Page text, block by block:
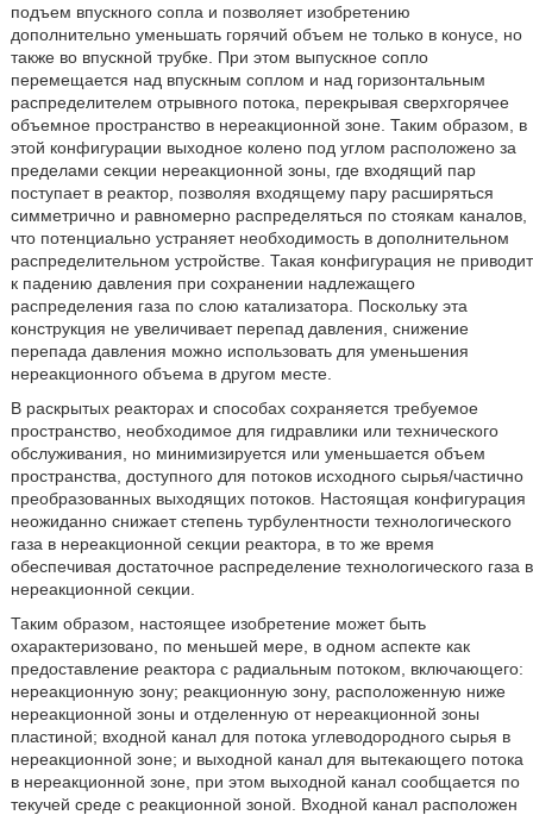
подъем впускного сопла и позволяет изобретению
дополнительно уменьшать горячий объем не только в конусе, но
также во впускной трубке. При этом выпускное сопло
перемещается над впускным соплом и над горизонтальным
распределителем отрывного потока, перекрывая сверхгорячее
объемное пространство в нереакционной зоне. Таким образом, в
этой конфигурации выходное колено под углом расположено за
пределами секции нереакционной зоны, где входящий пар
поступает в реактор, позволяя входящему пару расширяться
симметрично и равномерно распределяться по стоякам каналов,
что потенциально устраняет необходимость в дополнительном
распределительном устройстве. Такая конфигурация не приводит
к падению давления при сохранении надлежащего
распределения газа по слою катализатора. Поскольку эта
конструкция не увеличивает перепад давления, снижение
перепада давления можно использовать для уменьшения
нереакционного объема в другом месте.
В раскрытых реакторах и способах сохраняется требуемое
пространство, необходимое для гидравлики или технического
обслуживания, но минимизируется или уменьшается объем
пространства, доступного для потоков исходного сырья/частично
преобразованных выходящих потоков. Настоящая конфигурация
неожиданно снижает степень турбулентности технологического
газа в нереакционной секции реактора, в то же время
обеспечивая достаточное распределение технологического газа в
нереакционной секции.
Таким образом, настоящее изобретение может быть
охарактеризовано, по меньшей мере, в одном аспекте как
предоставление реактора с радиальным потоком, включающего:
нереакционную зону; реакционную зону, расположенную ниже
нереакционной зоны и отделенную от нереакционной зоны
пластиной; входной канал для потока углеводородного сырья в
нереакционной зоне; и выходной канал для вытекающего потока
в нереакционной зоне, при этом выходной канал сообщается по
текучей среде с реакционной зоной. Входной канал расположен